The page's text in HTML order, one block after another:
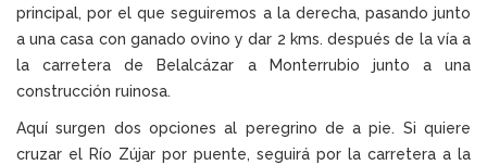
principal, por el que seguiremos a la derecha, pasando junto
a una casa con ganado ovino y dar 2 kms. después de la vía a
la carretera de Belalcázar a Monterrubio junto a una
construcción ruinosa.
Aquí surgen dos opciones al peregrino de a pie. Si quiere
cruzar el Río Zújar por puente, seguirá por la carretera a la